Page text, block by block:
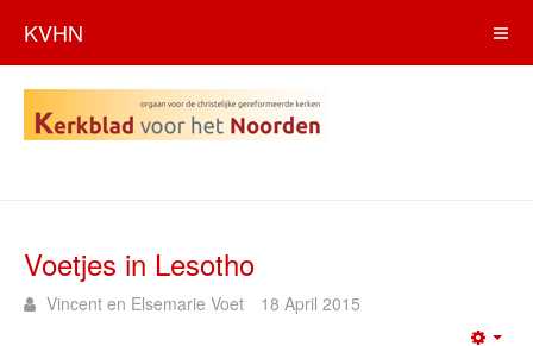
KVHN
Voetjes in Lesotho
Vincent en Elsemarie Voet 18 April 2015